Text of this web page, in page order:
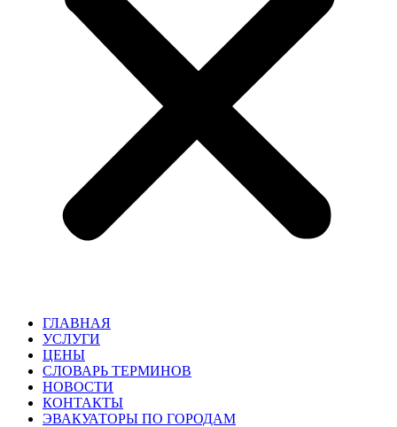
ГЛАВНАЯ
УСЛУГИ
ЦЕНЫ
СЛОВАРЬ ТЕРМИНОВ
НОВОСТИ
КОНТАКТЫ
ЭВАКУАТОРЫ ПО ГОРОДАМ